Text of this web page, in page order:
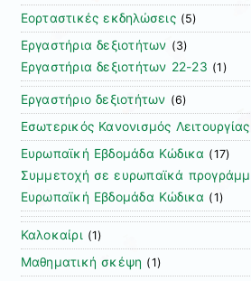
Εορταστικές εκδηλώσεις(5)
Εργαστήρια δεξιοτήτων (3)
Εργαστήρια δεξιοτήτων 22-23 (1)
Εργαστήριο δεξιοτήτων (6)
Εσωτερικός Κανονισμός Λειτουργίας
Ευρωπαϊκή Εβδομάδα Κώδικα (17)
Συμμετοχή σε ευρωπαϊκά
Ευρωπαϊκή Εβδομάδα Κώδικα (1)
Καλοκαίρι(1)
Μαθηματική σκέψη (1)